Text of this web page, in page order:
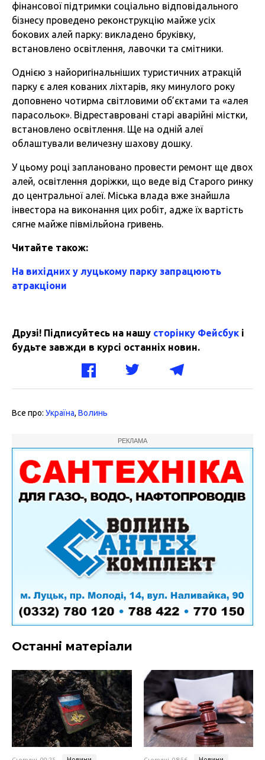
фінансової підтримки соціально відповідального
бізнесу проведено реконструкцію майже усіх
бокових алей парку: викладено бруківку,
встановлено освітлення, лавочки та смітники.
Однією з найоригінальніших туристичних атракцій
парку є алея кованих ліхтарів, яку минулого року
доповнено чотирма світловими об’єктами та «алея
парасольок». Відреставровані старі аварійні містки,
встановлено освітлення. Ще на одній алеї
облаштували величезну шахову дошку.
У цьому році заплановано провести ремонт ще двох
алей, освітлення доріжки, що веде від Старого ринку
до центральної алеї. Міська влада вже знайшла
інвестора на виконання цих робіт, адже їх вартість
сягне майже півмільйона гривень.
Читайте також:
На вихідних у луцькому парку запрацюють
атракціони
Друзі! Підписуйтесь на нашу сторінку Фейсбук і
будьте завжди в курсі останніх новин.
Все про: Україна, Волинь
РЕКЛАМА
Останні матеріали